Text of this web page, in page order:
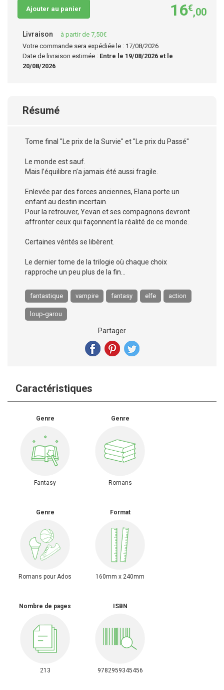
Ajouter au panier 16€,00
Livraison
à partir de 7,50€
Votre commande sera expédiée le : 17/08/2026
Date de livraison estimée : Entre le 19/08/2026 et le
20/08/2026
Résumé
Tome final "Le prix de la Survie" et "Le prix du Passé"
Le monde est sauf.
Mais l’équilibre n’a jamais été aussi fragile.
Enlevée par des forces anciennes, Elana porte un
enfant au destin incertain.
Pour la retrouver, Yevan et ses compagnons devront
affronter ceux qui façonnent la réalité de ce monde.
Certaines vérités se libèrent.
Le dernier tome de la trilogie où chaque choix
rapproche un peu plus de la fin…
fantastique vampire fantasy elfe action
loup-garou
Partager
Caractéristiques
Genre
Fantasy
Genre
Romans
Genre
Romans pour Ados
Format
160mm x 240mm
Nombre de pages
213
ISBN
9782959345456